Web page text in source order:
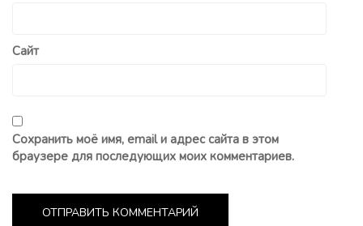
Сайт
Сохранить моё имя, email и адрес сайта в этом
браузере для последующих моих комментариев.